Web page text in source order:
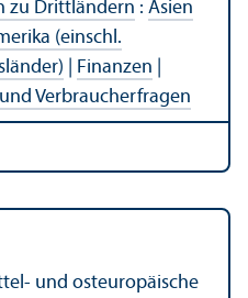
zu Drittländern : Asien
(einschl.
Finanzen
Verbraucherfragen
und osteuropäische